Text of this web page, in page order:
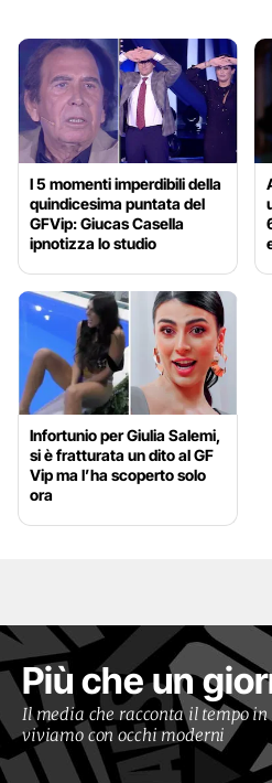
I 5 momenti imperdibili della
quindicesima puntata del
GFVip: Giucas Casella
ipnotizza lo studio
Infortunio per Giulia Salemi,
si è fratturata un dito al GF
Vip ma l’ha scoperto solo
ora
Più che un
Il media che racconta il tempo in
viviamo con occhi moderni